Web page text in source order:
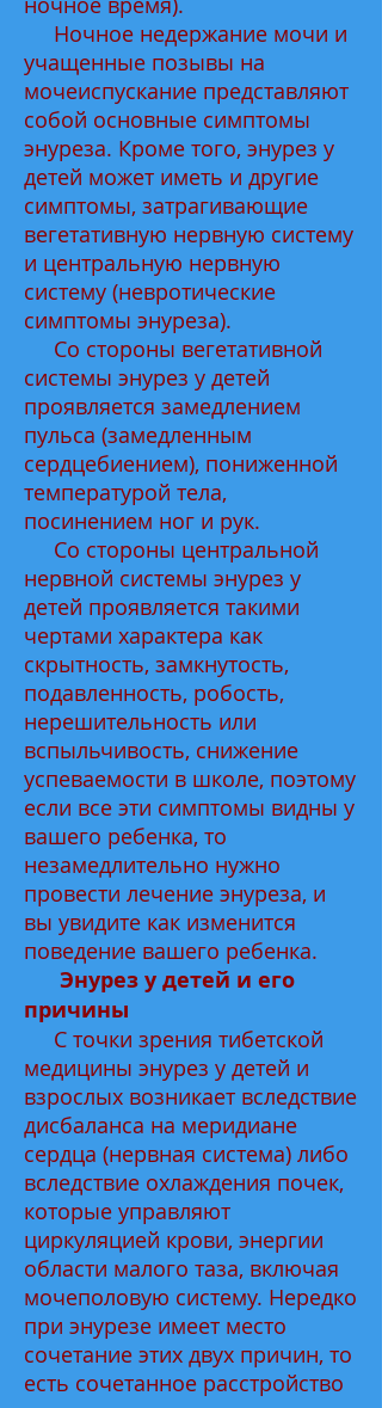
Ночное недержание мочи и
учащенные позывы на
мочеиспускание представляют
собой основные симптомы
энуреза. Кроме того, энурез у
детей может иметь и другие
симптомы, затрагивающие
вегетативную нервную систему
и центральную нервную
систему (невротические
симптомы энуреза).
Со стороны вегетативной
системы энурез у детей
проявляется замедлением
пульса (замедленным
сердцебиением), пониженной
температурой тела,
посинением ног и рук.
Со стороны центральной
нервной системы энурез у
детей проявляется такими
чертами характера как
скрытность, замкнутость,
подавленность, робость,
нерешительность или
вспыльчивость, снижение
успеваемости в школе, поэтому
если все эти симптомы видны у
вашего ребенка, то
незамедлительно нужно
провести лечение энуреза, и
вы увидите как изменится
поведение вашего ребенка.
Энурез у детей и его
причины
С точки зрения тибетской
медицины энурез у детей и
взрослых возникает вследствие
дисбаланса на меридиане
сердца (нервная система) либо
вследствие охлаждения почек,
которые управляют
циркуляцией крови, энергии
области малого таза, включая
мочеполовую систему. Нередко
при энурезе имеет место
сочетание этих двух причин, то
есть сочетанное расстройство